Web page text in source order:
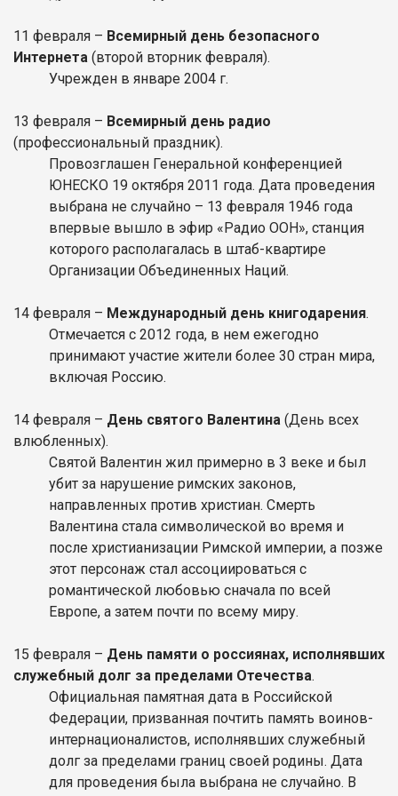
11 февраля – Всемирный день безопасного
Интернета (второй вторник февраля).
Учрежден в январе 2004 г.
13 февраля – Всемирный день радио
(профессиональный праздник).
Провозглашен Генеральной конференцией
ЮНЕСКО 19 октября 2011 года. Дата проведения
выбрана не случайно – 13 февраля 1946 года
впервые вышло в эфир «Радио ООН», станция
которого располагалась в штаб-квартире
Организации Объединенных Наций.
14 февраля – Международный день книгодарения.
Отмечается с 2012 года, в нем ежегодно
принимают участие жители более 30 стран мира,
включая Россию.
14 февраля – День святого Валентина (День всех
влюбленных).
Святой Валентин жил примерно в 3 веке и был
убит за нарушение римских законов,
направленных против христиан. Смерть
Валентина стала символической во время и
после христианизации Римской империи, а позже
этот персонаж стал ассоциироваться с
романтической любовью сначала по всей
Европе, а затем почти по всему миру.
15 февраля – День памяти о россиянах, исполнявших
служебный долг за пределами Отечества.
Официальная памятная дата в Российской
Федерации, призванная почтить память воинов-
интернационалистов, исполнявших служебный
долг за пределами границ своей родины. Дата
для проведения была выбрана не случайно. В